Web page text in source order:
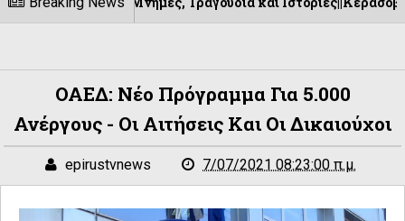
ΟΑΕΔ: Νέο Πρόγραμμα Για 5.000
Ανέργους - Οι Αιτήσεις Και Οι Δικαιούχοι
epirustvnews 7/07/2021 08:23:00 π.μ.